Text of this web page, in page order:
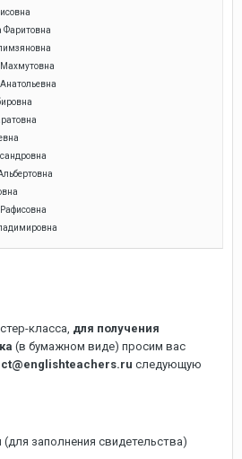
Фаритовна
класса, для получения
(в бумажном виде) просим вас
следующую
заполнения свидетельства)